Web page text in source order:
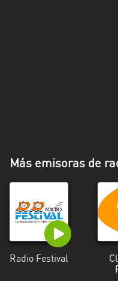
Más emisoras de
Radio Festival